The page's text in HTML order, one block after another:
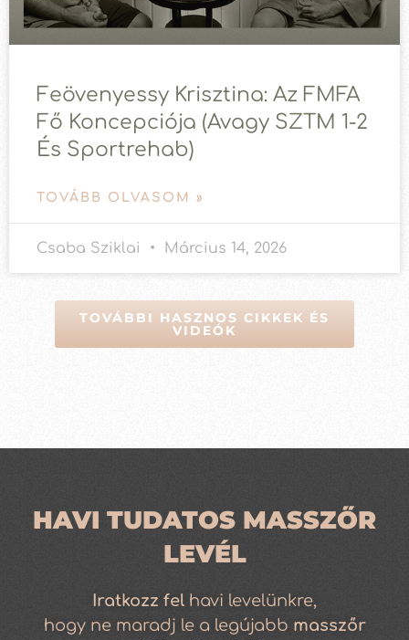
Feövenyessy Krisztina: Az FMFA
Fő Koncepciója (avagy SZTM 1-2
És Sportrehab)
TOVÁBB OLVASOM »
Csaba Sziklai Március 14, 2026
TOVÁBBI HASZNOS CIKKEK ÉS
VIDEÓK
HAVI TUDATOS MASSZŐR
LEVÉL
Iratkozz fel havi levelünkre,
hogy ne maradj le a legújabb masszőr